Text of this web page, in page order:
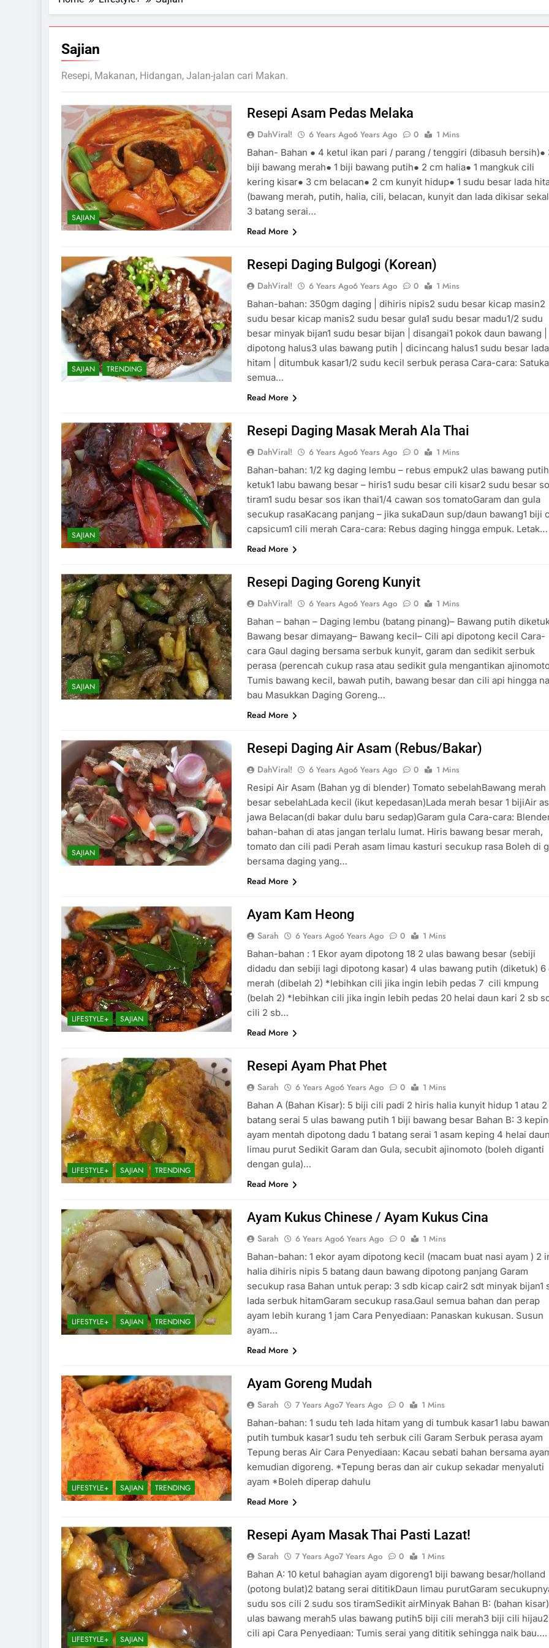
Sajian
Resepi, Makanan, Hidangan, Jalan-jalan cari Makan.
SAJIAN
Resepi Asam Pedas Melaka
DahViral! 6 Years Ago6 Years Ago 0
1 Mins
Bahan- Bahan ● 4 ketul ikan pari / parang / tenggiri (dibasuh bersih)●
biji bawang merah● 1 biji bawang putih● 2 cm halia● 1 mangkuk cili
kering kisar● 3 cm belacan● 2 cm kunyit hidup● 1 sudu besar lada
(bawang merah, putih, halia, cili, belacan, kunyit dan lada dikisar
3 batang serai…
Read More
SAJIAN TRENDING
Resepi Daging Bulgogi (Korean)
DahViral! 6 Years Ago6 Years Ago 0
1 Mins
Bahan-bahan: 350gm daging | dihiris nipis2 sudu besar kicap masin2
sudu besar kicap manis2 sudu besar gula1 sudu besar madu1/2 sudu
besar minyak bijan1 sudu besar bijan | disangai1 pokok daun bawang |
dipotong halus3 ulas bawang putih | dicincang halus1 sudu besar lada
hitam | ditumbuk kasar1/2 sudu kecil serbuk perasa Cara-cara:
semua…
Read More
SAJIAN
Resepi Daging Masak Merah Ala Thai
DahViral! 6 Years Ago6 Years Ago 0
1 Mins
Bahan-bahan: 1/2 kg daging lembu – rebus empuk2 ulas bawang
ketuk1 labu bawang besar – hiris1 sudu besar cili kisar2 sudu besar
tiram1 sudu besar sos ikan thai1/4 cawan sos tomatoGaram dan gula
secukup rasaKacang panjang – jika sukaDaun sup/daun bawang1 biji
capsicum1 cili merah Cara-cara: Rebus daging hingga empuk. Letak…
Read More
SAJIAN
Resepi Daging Goreng Kunyit
DahViral! 6 Years Ago6 Years Ago 0
1 Mins
Bahan – bahan – Daging lembu (batang pinang)– Bawang putih
Bawang besar dimayang– Bawang kecil– Cili api dipotong kecil Cara-
cara Gaul daging bersama serbuk kunyit, garam dan sedikit serbuk
perasa (perencah cukup rasa atau sedikit gula mengantikan
Tumis bawang kecil, bawah putih, bawang besar dan cili api hingga
bau Masukkan Daging Goreng…
Read More
SAJIAN
Resepi Daging Air Asam (Rebus/Bakar)
DahViral! 6 Years Ago6 Years Ago 0
1 Mins
Resipi Air Asam (Bahan yg di blender) Tomato sebelahBawang merah
besar sebelahLada kecil (ikut kepedasan)Lada merah besar 1 bijiAir
jawa Belacan(di bakar dulu baru sedap)Garam gula Cara-cara:
bahan-bahan di atas jangan terlalu lumat. Hiris bawang besar merah,
tomato dan cili padi Perah asam limau kasturi secukup rasa Boleh di
bersama daging yang…
Read More
LIFESTYLE+ SAJIAN
Ayam Kam Heong
Sarah 6 Years Ago6 Years Ago 0
1 Mins
Bahan-bahan : 1 Ekor ayam dipotong 18 2 ulas bawang besar (sebiji
didadu dan sebiji lagi dipotong kasar) 4 ulas bawang putih (diketuk) 6
merah (dibelah 2) *lebihkan cili jika ingin lebih pedas 7 cili kmpung
(belah 2) *lebihkan cili jika ingin lebih pedas 20 helai daun kari 2 sb
cili 2 sb…
Read More
LIFESTYLE+ SAJIAN TRENDING
Resepi Ayam Phat Phet
Sarah 6 Years Ago6 Years Ago 0
1 Mins
Bahan A (Bahan Kisar): 5 biji cili padi 2 hiris halia kunyit hidup 1 atau 2
batang serai 5 ulas bawang putih 1 biji bawang besar Bahan B: 3
ayam mentah dipotong dadu 1 batang serai 1 asam keping 4 helai daun
limau purut Sedikit Garam dan Gula, secubit ajinomoto (boleh diganti
dengan gula)…
Read More
LIFESTYLE+ SAJIAN TRENDING
Ayam Kukus Chinese / Ayam Kukus Cina
Sarah 6 Years Ago6 Years Ago 0
1 Mins
Bahan-bahan: 1 ekor ayam dipotong kecil (macam buat nasi ayam ) 2
halia dihiris nipis 5 batang daun bawang dipotong panjang Garam
secukup rasa Bahan untuk perap: 3 sdb kicap cair2 sdt minyak bijan1
lada serbuk hitamGaram secukup rasa.Gaul semua bahan dan perap
ayam lebih kurang 1 jam Cara Penyediaan: Panaskan kukusan. Susun
ayam…
Read More
LIFESTYLE+ SAJIAN TRENDING
Ayam Goreng Mudah
Sarah 7 Years Ago7 Years Ago 0
1 Mins
Bahan-bahan: 1 sudu teh lada hitam yang di tumbuk kasar1 labu
putih tumbuk kasar1 sudu teh serbuk cili Garam Serbuk perasa ayam
Tepung beras Air Cara Penyediaan: Kacau sebati bahan bersama
kemudian digoreng. *Tepung beras dan air cukup sekadar menyaluti
ayam *Boleh diperap dahulu
Read More
LIFESTYLE+ SAJIAN
Resepi Ayam Masak Thai Pasti Lazat!
Sarah 7 Years Ago7 Years Ago 0
1 Mins
Bahan A: 10 ketul bahagian ayam digoreng1 biji bawang besar/holland
(potong bulat)2 batang serai dititikDaun limau purutGaram
sudu sos cili 2 sudu sos tiramSedikit airMinyak Bahan B: (bahan
ulas bawang merah5 ulas bawang putih5 biji cili merah3 biji cili
cili api Cara Penyediaan: Tumis serai yang dititik sehingga naik bau….